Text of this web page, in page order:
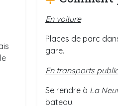
En voiture
Places de parc
gare.
En transports
Se rendre à La
bateau.